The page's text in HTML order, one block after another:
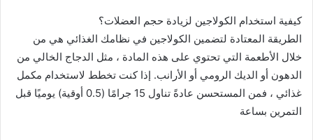
كيفية استخدام الكولاجين لزيادة حجم العضلات؟
الطريقة المعتادة لتضمين الكولاجين في نظامك الغذائي هي من
خلال الأطعمة التي تحتوي على هذه المادة ، مثل الدجاج الخالي من
الدهون أو الديك الرومي أو الأرانب. إذا كنت تخطط لاستخدام مكمل
غذائي ، فمن المستحسن عادةً تناول 15 جرامًا (0.5 أوقية) يوميًا قبل
التمرين بساعة